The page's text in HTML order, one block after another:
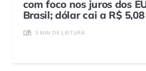
com foco nos juros dos
Brasil; dólar cai a R$ 5,08
3 MIN DE LEITURA